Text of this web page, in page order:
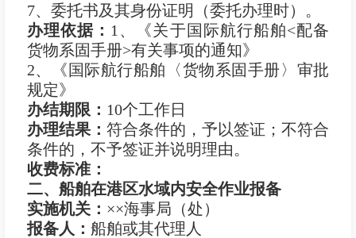
7、委托书及其身份证明（委托办理时）。
办理依据： 1、《关于国际航行船舶<配备
货物系固手册>有关事项的通知》
2、《国际航行船舶〈货物系固手册〉审批
规定》
办结期限： 10个工作日
办理结果： 符合条件的，予以签证；不符合
条件的，不予签证并说明理由。
收费标准：
二、船舶在港区水域内安全作业报备
实施机关： ××海事局（处）
报备人： 船舶或其代理人